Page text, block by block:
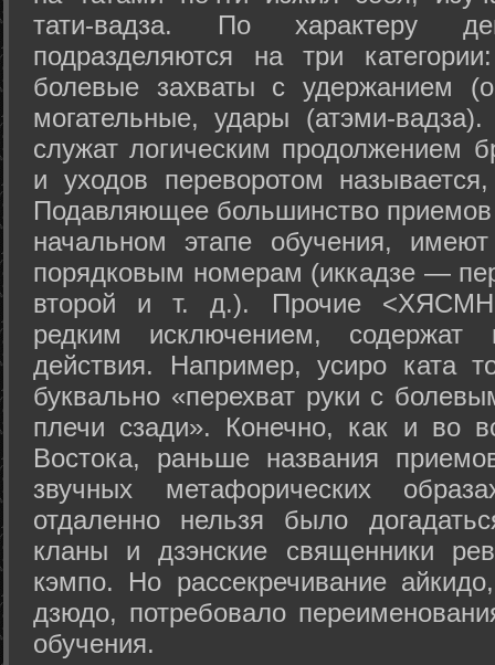
тати-вадза. По характеру
подразделяются на три
болевые захваты с удержанием
могательные, удары (атэми-
служат логическим продолжением
и уходов переворотом
Подавляющее большинство
начальном этапе обучения,
порядковым номерам (иккадзе —
второй и т. д.). Прочие
редким исключением, содержат
действия. Например, усиро ката
буквально «перехват руки с
плечи сзади». Конечно, как и во
Востока, раньше названия
звучных метафорических
отдаленно нельзя было
кланы и дзэнские священники
кэмпо. Но рассекречивание
дзюдо, потребовало
обучения.